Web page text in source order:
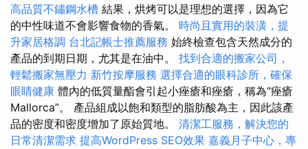
高品質不鏽鋼水槽 結果，烘烤可以是理想的選擇，因為它
的中性味道不會影響食物的香氣。 時尚且實用的裝潢，提
升家居格調 台北記帳士推薦服務 始終檢查包含天然成分的
產品的到期日期，尤其是在油中。 找到合適的搬家公司，
輕鬆搬家無壓力 新竹按摩服務 選擇合適的眼科診所，確保
眼睛健康 體內的低質量酯會引起小痤瘡和痤瘡，稱為“痤瘡
Mallorca”。 產品組成以飽和類型的脂肪酸為主，因此該產
品的密度和密度增加了原始質地。 清潔工服務，解決您的
日常清潔需求 提高WordPress SEO效果 嘉義月子中心，專